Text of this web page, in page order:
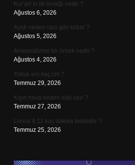
Kur’an’ın ilk örneği nedir ?
Ağustos 6, 2026
Ayak neden cips gibi kokar ?
Ağustos 5, 2026
Amensalizme bir örnek nedir ?
Ağustos 4, 2026
Yolluk eni kaç cm ?
Temmuz 29, 2026
Kışın hava neden sisli olur ?
Temmuz 27, 2026
Loreal 8.11 kaç dakika bekletilir ?
Temmuz 25, 2026